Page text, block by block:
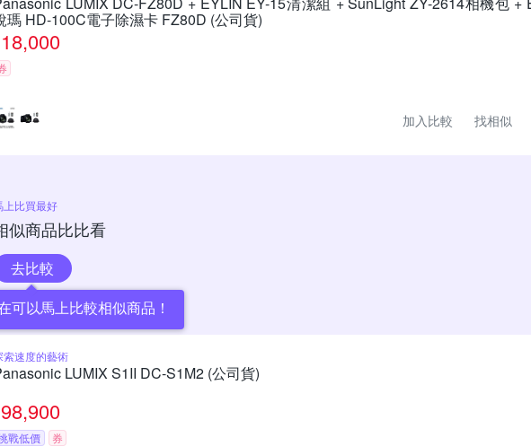
瑪 HD-100C電子除濕卡 FZ80D (公司貨)
18,000
加入比較 找相似
上比買最好
似商品比比看
去比較
可以馬上比較相似商品！
索速度的藝術
LUMIX S1II DC-S1M2 (公司貨)
98,900
戰低價 券